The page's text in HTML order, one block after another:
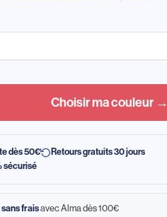
Choisir ma couleur →
dès 50€
Retours gratuits 30 jours
sécurisé
fraisavec Alma dès 100€